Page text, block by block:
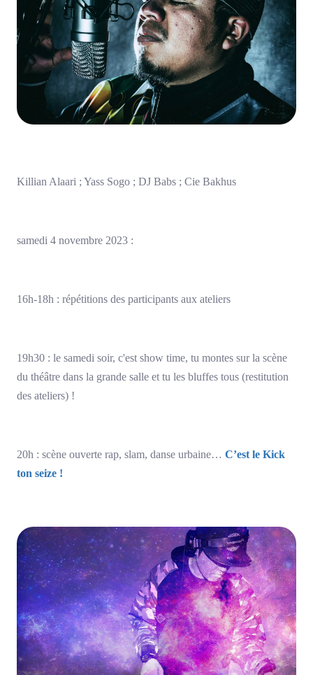
Killian Alaari ; Yass Sogo ; DJ Babs ; Cie Bakhus
samedi 4 novembre 2023 :
16h-18h : répétitions des participants aux ateliers
19h30 : le samedi soir, c'est show time, tu montes sur la scène
du théâtre dans la grande salle et tu les bluffes tous (restitution
des ateliers) !
20h : scène ouverte rap, slam, danse urbaine… C’est le Kick
ton seize !